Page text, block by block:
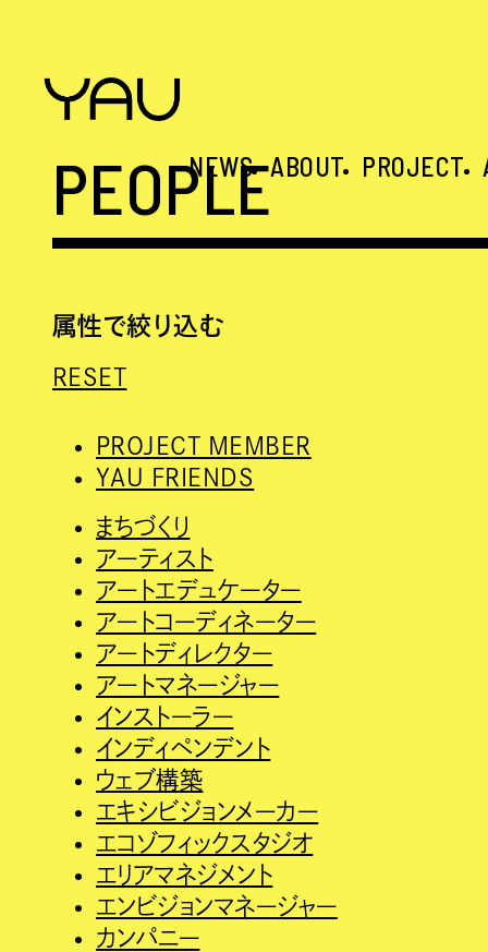
NEWS ABOUT PROJECT
PEOPLE
属性で絞り込む
RESET
PROJECT MEMBER
YAU FRIENDS
まちづくり
アーティスト
アートエデュケーター
アートコーディネーター
アートディレクター
アートマネージャー
インストーラー
インディペンデント
ウェブ構築
エキシビジョンメーカー
エコゾフィックスタジオ
エリアマネジメント
エンビジョンマネージャー
カンパニー